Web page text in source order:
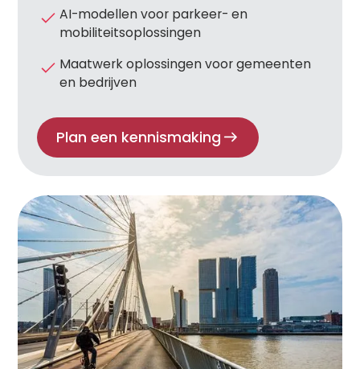
AI-modellen voor parkeer- en
mobiliteitsoplossingen
Maatwerk oplossingen voor gemeenten
en bedrijven
Plan een kennismaking